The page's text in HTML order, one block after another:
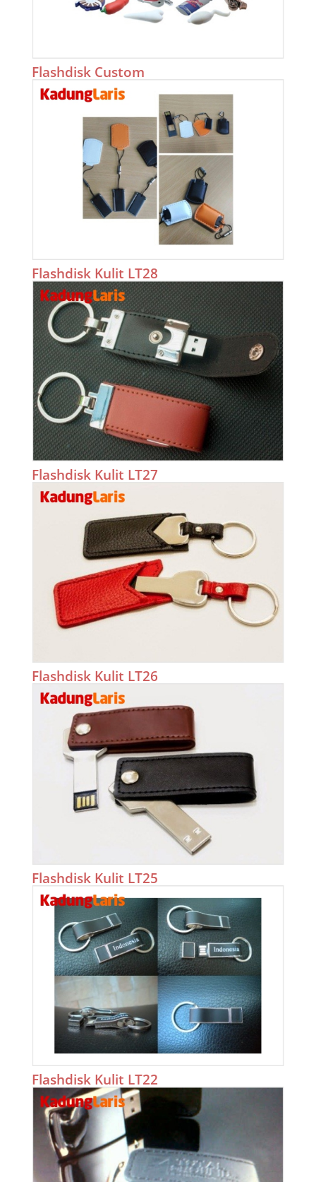
Flashdisk Custom
Flashdisk Kulit LT28
Flashdisk Kulit LT27
Flashdisk Kulit LT26
Flashdisk Kulit LT25
Flashdisk Kulit LT22